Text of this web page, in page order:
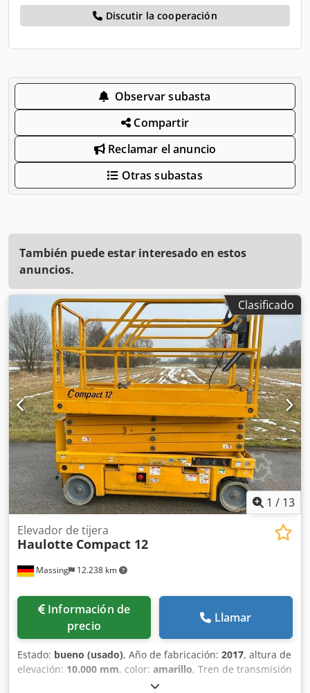
Discutir la cooperación
Observar subasta
Compartir
Reclamar el anuncio
Otras subastas
También puede estar interesado en estos
anuncios.
Clasificado
1 / 13
Massing 12.238 km
Elevador de tijera
Haulotte Compact 12
Información de
precio
Llamar
Estado: bueno (usado), Año de fabricación: 2017, altura de
elevación: 10.000 mm, color: amarillo, Tren de transmisión
Tracción: rueda Pesos Peso en vacío: 2630 kg Funcional